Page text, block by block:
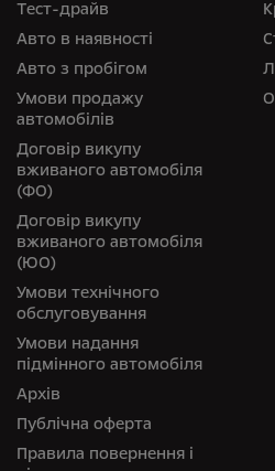
Тест-драйв
Авто в наявності
Авто з пробігом
Умови продажу
автомобілів
Договір викупу
вживаного автомобіля
(ФО)
Договір викупу
вживаного автомобіля
(ЮО)
Умови технічного
обслуговування
Умови надання
підмінного автомобіля
Архів
Публічна оферта
Правила повернення і